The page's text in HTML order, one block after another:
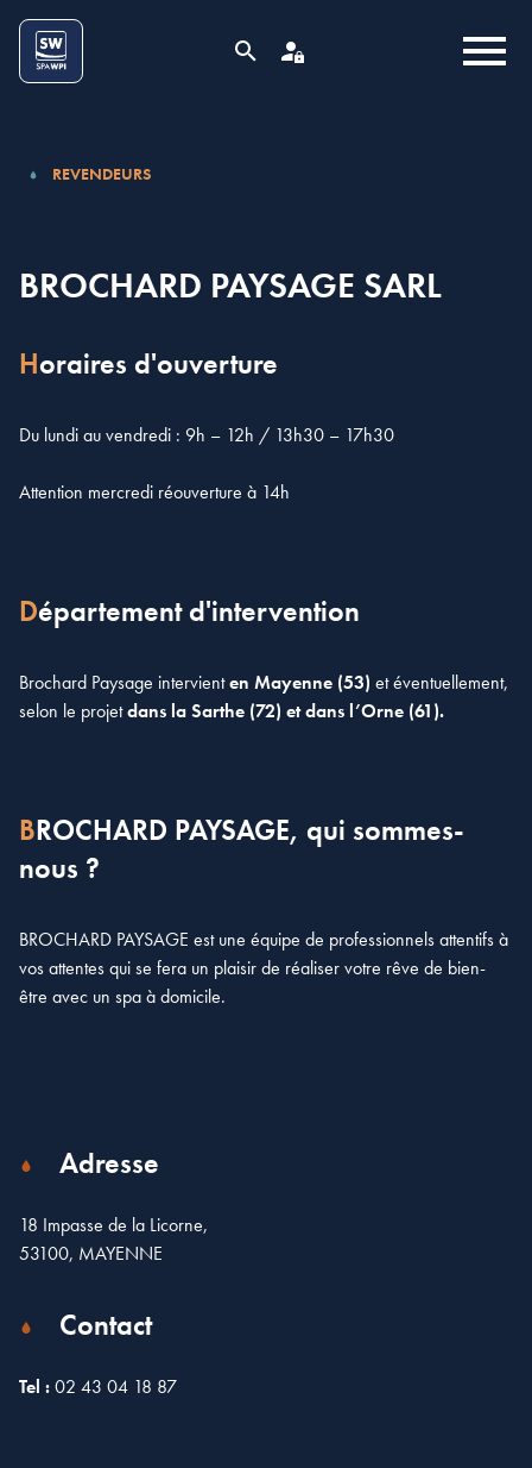
RECHERCHEESPACE PRO
MENU
REVENDEURS
BROCHARD PAYSAGE SARL
Horaires d'ouverture
Du lundi au vendredi : 9h – 12h / 13h30 – 17h30
Attention mercredi réouverture à 14h
Département d'intervention
Brochard Paysage intervienten Mayenne (53) et éventuellement,
selon le projetdans la Sarthe (72) et dans l’Orne (61).
BROCHARD PAYSAGE, qui sommes-
nous ?
BROCHARD PAYSAGE est une équipe de professionnels attentifs à
vos attentes qui se fera un plaisir de réaliser votre rêve de bien-
être avec un spa à domicile.
Adresse
18 Impasse de la Licorne,
53100, MAYENNE
Contact
Tel :02 43 04 18 87